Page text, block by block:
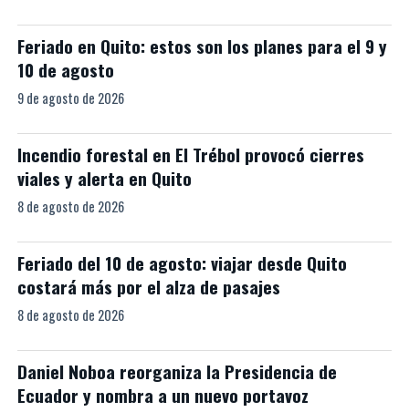
Feriado en Quito: estos son los planes para el 9 y
10 de agosto
9 de agosto de 2026
Incendio forestal en El Trébol provocó cierres
viales y alerta en Quito
8 de agosto de 2026
Feriado del 10 de agosto: viajar desde Quito
costará más por el alza de pasajes
8 de agosto de 2026
Daniel Noboa reorganiza la Presidencia de
Ecuador y nombra a un nuevo portavoz